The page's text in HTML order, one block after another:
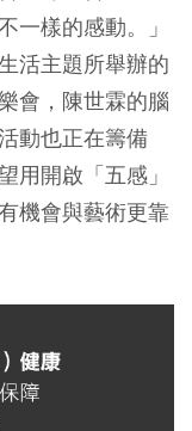
一樣的感動。」
活主題所舉辦的
會，陳世霖的腦
動也正在籌備
用開啟「五感」
機會與藝術更靠